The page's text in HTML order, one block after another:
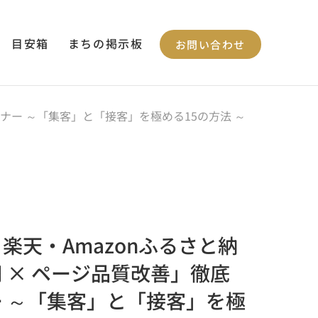
目安箱 まちの掲示板 お問い合わせ
ー ～「集客」と「接客」を極める15の方法 ～
楽天・Amazonふるさと納
× ページ品質改善」徹底
～「集客」と「接客」を極